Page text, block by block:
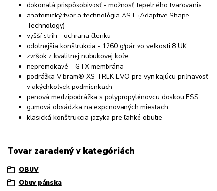
dokonalá prispôsobivosť - možnosť tepelného tvarovania
anatomický tvar a technológia AST (Adaptive Shape
Technology)
vyšší strih - ochrana členku
odolnejšia konštrukcia - 1260 g/pár vo veľkosti 8 UK
zvršok z kvalitnej nubukovej kože
nepremokavé - GTX membrána
podrážka Vibram® XS TREK EVO pre vynikajúcu priľnavosť
v akýchkoľvek podmienkach
penová medzipodrážka s polypropylénovou doskou ESS
gumová obsádzka na exponovaných miestach
klasická konštrukcia jazyka pre ľahké obutie
Tovar zaradený v kategóriách
OBUV
Obuv pánska